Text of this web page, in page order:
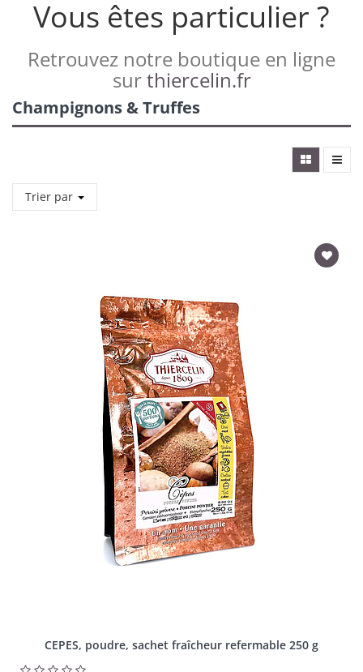
Vous êtes particulier ?
Retrouvez notre boutique en ligne
surthiercelin.fr
Champignons & Truffes
Trier par
CEPES, poudre, sachet fraîcheur refermable 250 g